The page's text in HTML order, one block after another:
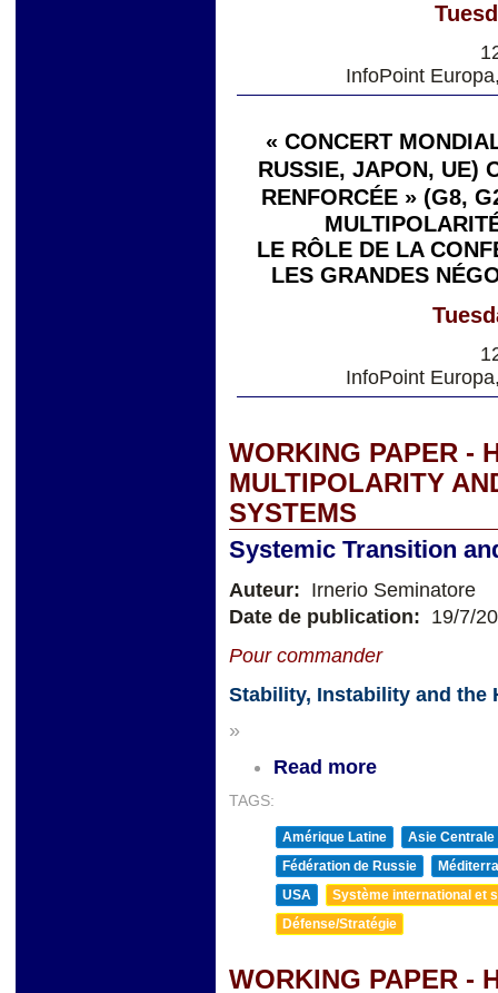
InfoPoint
« CONCERT
RUSSIE, JAPON, UE)
RENFORCÉE » (G8,
LE RÔLE DE LA
LES GRANDES
InfoPoint
WORKING PAPER -
MULTIPOLARITY
SYSTEMS
Systemic Transition
Auteur: Irnerio Seminatore
Date de publication: 19/7/
Pour commander
Stability, Instability and the
»
Read more
TAGS:
Amérique Latine
Asie Centrale
Fédération de Russie
USA
Système international et
Défense/Stratégie
WORKING PAPER -